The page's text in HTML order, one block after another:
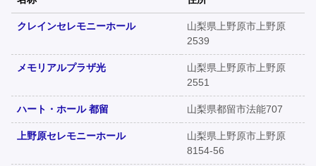
クレインセレモニーホール
山梨県上野原市上野原
2539
メモリアルプラザ光
山梨県上野原市上野原
2551
ハート・ホール 都留 山梨県都留市法能707
上野原セレモニーホール
山梨県上野原市上野原
8154-56